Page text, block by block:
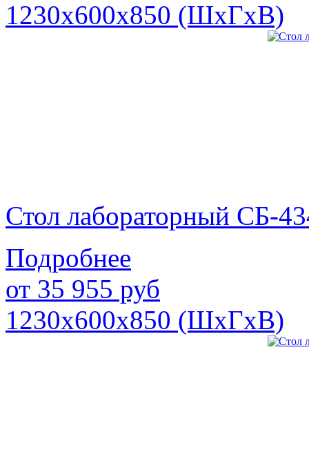
1230х600х850 (ШхГхВ)
Стол лабораторный СБ-
Подробнее
от 35 955 руб
1230х600х850 (ШхГхВ)